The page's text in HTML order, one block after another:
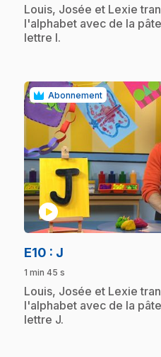
.Louis, Josée et Lexie
l'alphabet avec de la
lettre I.
Abonnement
play_circle
E10 : J
1 min 45 s
.Louis, Josée et Lexie
l'alphabet avec de la
lettre J.